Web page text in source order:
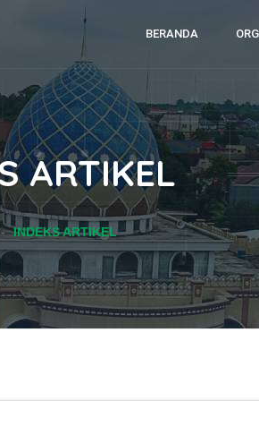
BERANDA
ARTIKEL
INDEKS ARTIKEL